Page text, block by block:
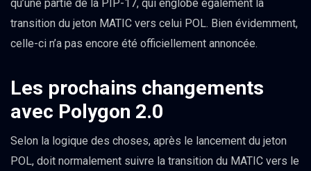
qu’une partie de la PIP-17, qui englobe également la
transition du jeton MATIC vers celui POL. Bien évidemment,
celle-ci n’a pas encore été officiellement annoncée.
Les prochains changements
avec Polygon 2.0
Selon la logique des choses, après le lancement du jeton
POL, doit normalement suivre la transition du MATIC vers le